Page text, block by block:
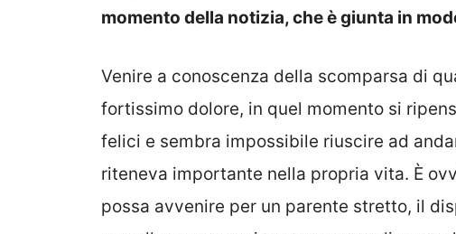
momento della notizia, che è giunta in
Venire a conoscenza della scomparsa di
fortissimo dolore, in quel momento si
felici e sembra impossibile riuscire ad
riteneva importante nella propria vita. È
possa avvenire per un parente stretto, il